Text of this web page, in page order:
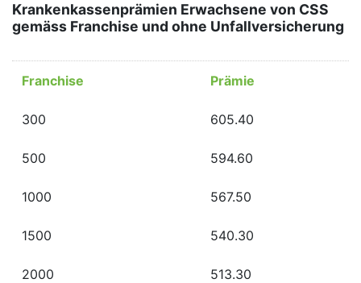
Krankenkassenprämien Erwachsene von CSS
gemäss Franchise und ohne Unfallversicherung
Franchise Prämie
300 605.40
500 594.60
1000 567.50
1500 540.30
2000 513.30